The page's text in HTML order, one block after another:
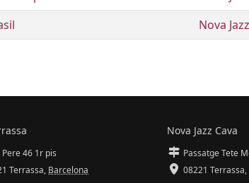
Nova
Pere 46 1r pis
Terrassa, Barcelona
Nova Jazz Cava
Passatge Tete
08221 Terrassa,